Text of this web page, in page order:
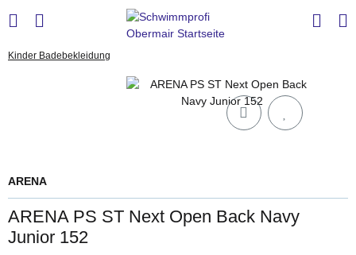
Kinder Badebekleidung
ARENA
ARENA PS ST Next Open Back Navy
Junior 152